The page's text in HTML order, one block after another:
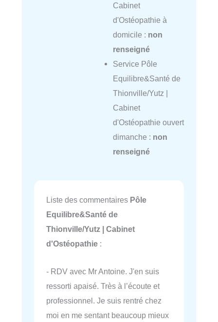
Cabinet
d'Ostéopathie à
domicile : non
renseigné
Service Pôle
Equilibre&Santé de
Thionville/Yutz |
Cabinet
d'Ostéopathie ouvert
dimanche : non
renseigné
Liste des commentaires Pôle
Equilibre&Santé de
Thionville/Yutz | Cabinet
d'Ostéopathie :
- RDV avec Mr Antoine. J'en suis
ressorti apaisé. Très à l’écoute et
professionnel. Je suis rentré chez
moi en me sentant beaucoup mieux